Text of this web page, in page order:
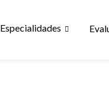
Especialidades